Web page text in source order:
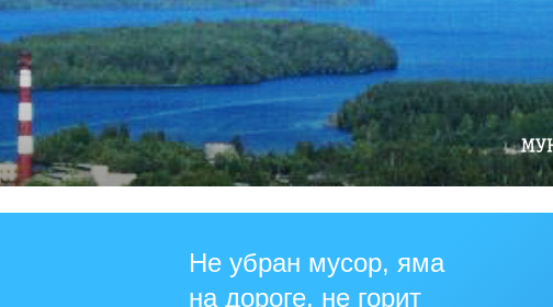
Не убран мусор, яма
на дороге, не горит